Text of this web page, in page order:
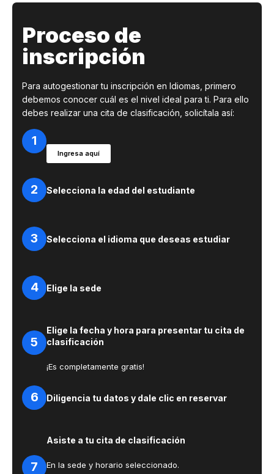
Proceso de
inscripción
Para autogestionar tu inscripción en Idiomas, primero
debemos conocer cuál es el nivel ideal para ti. Para ello
debes realizar una cita de clasificación, solicítala así:
1
Ingresa aquí
2 Selecciona la edad del estudiante
3 Selecciona el idioma que deseas estudiar
4 Elige la sede
5
Elige la fecha y hora para presentar tu cita de
clasificación
¡Es completamente gratis!
6 Diligencia tu datos y dale clic en reservar
7
Asiste a tu cita de clasificación
En la sede y horario seleccionado.